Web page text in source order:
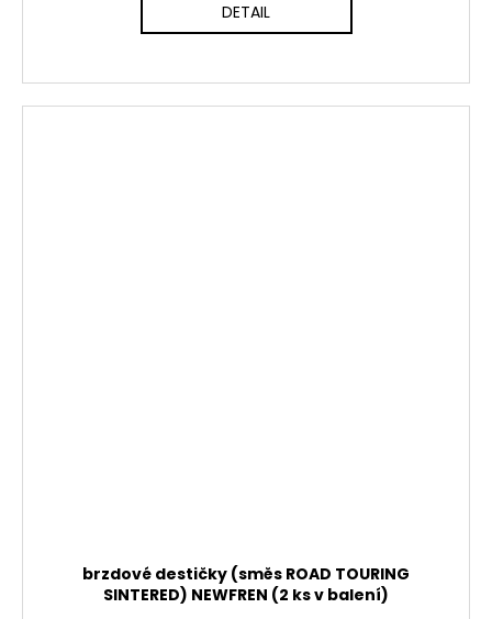
DETAIL
brzdové destičky (směs ROAD TOURING
SINTERED) NEWFREN (2 ks v balení)